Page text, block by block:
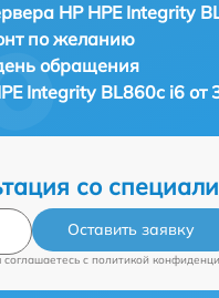
HP HPE Integrity
по желанию
обращения
Integrity BL860c i6 от
со
Оставить заявку
c политикой